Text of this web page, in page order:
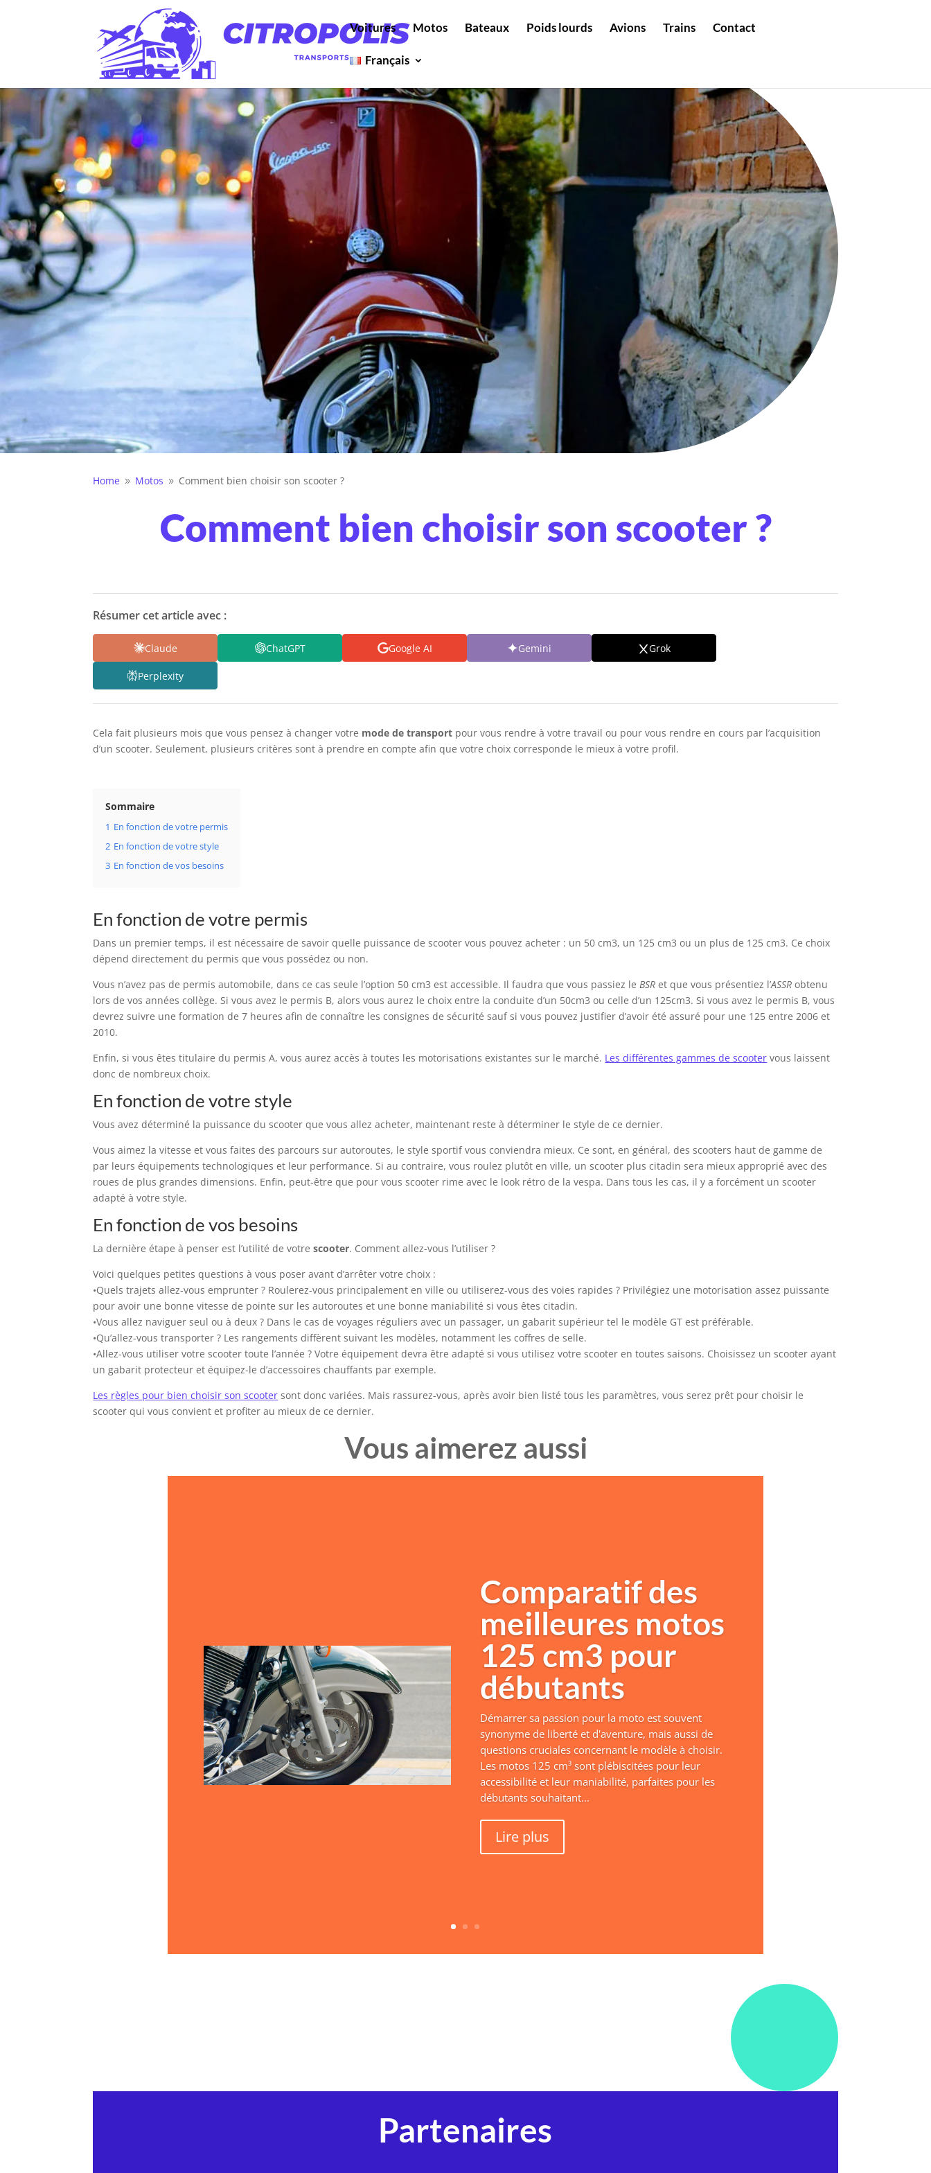
Voitures Motos Bateaux Poids lourds Avions Trains Contact
Français
Home 9 Motos 9 Comment bien choisir son scooter ?
Comment bien choisir son scooter ?
Résumer cet article avec :
Claude ChatGPT Google AI Gemini Grok
Perplexity
Cela fait plusieurs mois que vous pensez à changer votre mode de transport pour vous rendre à votre travail ou pour vous rendre en cours par l’acquisition
d’un scooter. Seulement, plusieurs critères sont à prendre en compte afin que votre choix corresponde le mieux à votre profil.
Sommaire
1 En fonction de votre permis
2 En fonction de votre style
3 En fonction de vos besoins
En fonction de votre permis
Dans un premier temps, il est nécessaire de savoir quelle puissance de scooter vous pouvez acheter : un 50 cm3, un 125 cm3 ou un plus de 125 cm3. Ce choix
dépend directement du permis que vous possédez ou non.
Vous n’avez pas de permis automobile, dans ce cas seule l’option 50 cm3 est accessible. Il faudra que vous passiez leBSR et que vous présentiez l’ASSR obtenu
lors de vos années collège. Si vous avez le permis B, alors vous aurez le choix entre la conduite d’un 50cm3 ou celle d’un 125cm3. Si vous avez le permis B, vous
devrez suivre une formation de 7 heures afin de connaître les consignes de sécurité sauf si vous pouvez justifier d’avoir été assuré pour une 125 entre 2006 et
2010.
Enfin, si vous êtes titulaire du permis A, vous aurez accès à toutes les motorisations existantes sur le marché. Les différentes gammes de scooter vous laissent
donc de nombreux choix.
En fonction de votre style
Vous avez déterminé la puissance du scooter que vous allez acheter, maintenant reste à déterminer le style de ce dernier.
Vous aimez la vitesse et vous faites des parcours sur autoroutes, le style sportif vous conviendra mieux. Ce sont, en général, des scooters haut de gamme de
par leurs équipements technologiques et leur performance. Si au contraire, vous roulez plutôt en ville, un scooter plus citadin sera mieux approprié avec des
roues de plus grandes dimensions. Enfin, peut-être que pour vous scooter rime avec le look rétro de la vespa. Dans tous les cas, il y a forcément un scooter
adapté à votre style.
En fonction de vos besoins
La dernière étape à penser est l’utilité de votrescooter. Comment allez-vous l’utiliser ?
Voici quelques petites questions à vous poser avant d’arrêter votre choix :
•Quels trajets allez-vous emprunter ? Roulerez-vous principalement en ville ou utiliserez-vous des voies rapides ? Privilégiez une motorisation assez puissante
pour avoir une bonne vitesse de pointe sur les autoroutes et une bonne maniabilité si vous êtes citadin.
•Vous allez naviguer seul ou à deux ? Dans le cas de voyages réguliers avec un passager, un gabarit supérieur tel le modèle GT est préférable.
•Qu’allez-vous transporter ? Les rangements diffèrent suivant les modèles, notamment les coffres de selle.
•Allez-vous utiliser votre scooter toute l’année ? Votre équipement devra être adapté si vous utilisez votre scooter en toutes saisons. Choisissez un scooter ayant
un gabarit protecteur et équipez-le d’accessoires chauffants par exemple.
Les règles pour bien choisir son scooter sont donc variées. Mais rassurez-vous, après avoir bien listé tous les paramètres, vous serez prêt pour choisir le
scooter qui vous convient et profiter au mieux de ce dernier.
Vous aimerez aussi
Comparatif des
meilleures motos
125 cm3 pour
débutants
Démarrer sa passion pour la moto est souvent
synonyme de liberté et d'aventure, mais aussi de
questions cruciales concernant le modèle à choisir.
Les motos 125 cm³ sont plébiscitées pour leur
accessibilité et leur maniabilité, parfaites pour les
débutants souhaitant...
Lire plus
Partenaires